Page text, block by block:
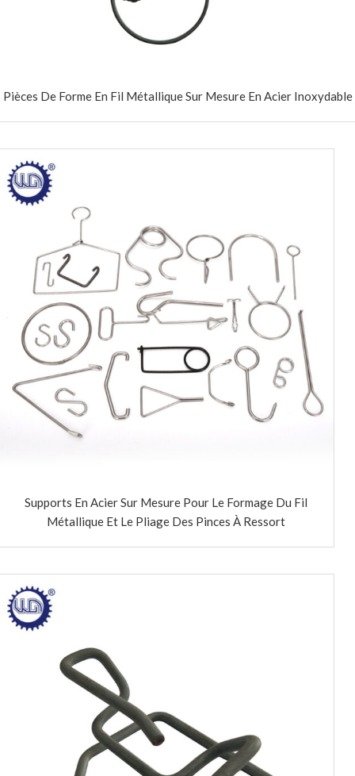
Pièces De Forme En Fil Métallique Sur Mesure En Acier Inoxydable
Supports En Acier Sur Mesure Pour Le Formage Du Fil
Métallique Et Le Pliage Des Pinces À Ressort